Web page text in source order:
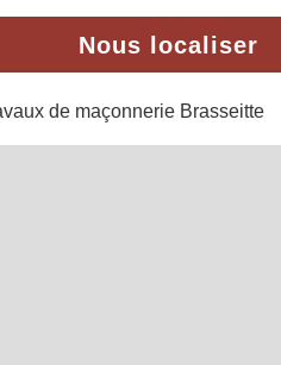
Nous localiser
de maçonnerie Brasseitte